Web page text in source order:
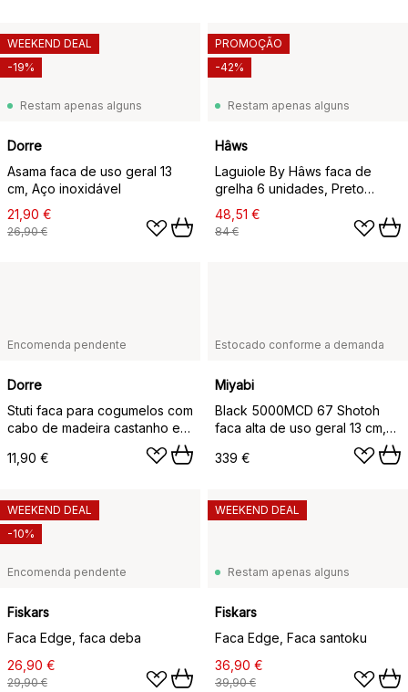
Restam apenas alguns
Dorre
Asama faca de uso geral 13
cm, Aço inoxidável
21,90 €
26,90 €
WEEKEND DEAL
-19%
Restam apenas alguns
Hâws
Laguiole By Hâws faca de
grelha 6 unidades, Preto
Madeira
48,51 €
84 €
PROMOÇÃO
-42%
Encomenda pendente
Dorre
Stuti faca para cogumelos com
cabo de madeira castanho e
inoxidável
11,90 €
Estocado conforme a demanda
Miyabi
Black 5000MCD 67 Shotoh
faca alta de uso geral 13 cm,
339 €
Encomenda pendente
Fiskars
Faca Edge, faca deba
26,90 €
29,90 €
WEEKEND DEAL
-10%
Restam apenas alguns
Fiskars
Faca Edge, Faca santoku
36,90 €
39,90 €
WEEKEND DEAL